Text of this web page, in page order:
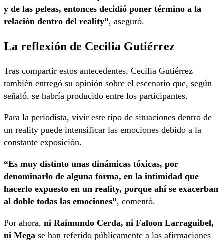
y de las peleas, entonces decidió poner término a la
relación dentro del reality”, aseguró.
La reflexión de Cecilia Gutiérrez
Tras compartir estos antecedentes, Cecilia Gutiérrez
también entregó su opinión sobre el escenario que, según
señaló, se habría producido entre los participantes.
Para la periodista, vivir este tipo de situaciones dentro de
un reality puede intensificar las emociones debido a la
constante exposición.
“Es muy distinto unas dinámicas tóxicas, por
denominarlo de alguna forma, en la intimidad que
hacerlo expuesto en un reality, porque ahí se exacerban
al doble todas las emociones”, comentó.
Por ahora, ni Raimundo Cerda, ni Faloon Larraguibel,
ni Mega se han referido públicamente a las afirmaciones